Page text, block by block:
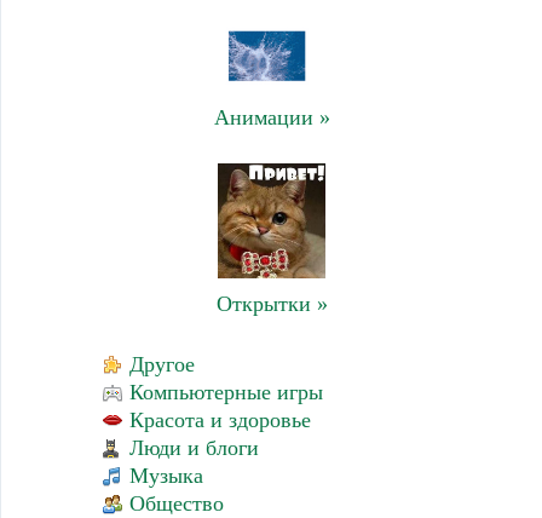
Анимации »
Открытки »
Другое
Компьютерные игры
Красота и здоровье
Люди и блоги
Музыка
Общество